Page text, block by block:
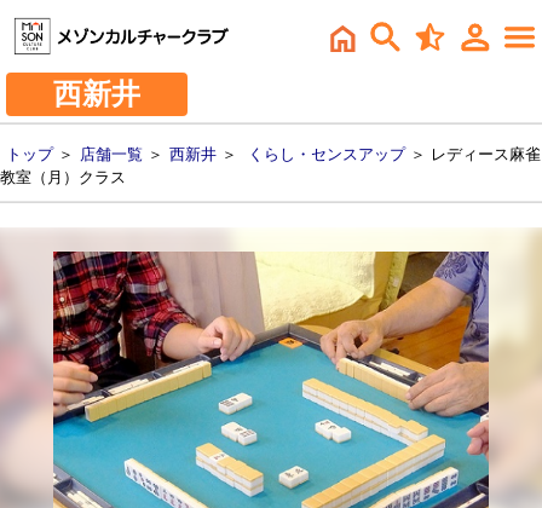
西新井
トップ＞ 店舗一覧 ＞ 西新井 ＞ くらし・センスアップ＞ レディース麻雀
教室（月）クラス